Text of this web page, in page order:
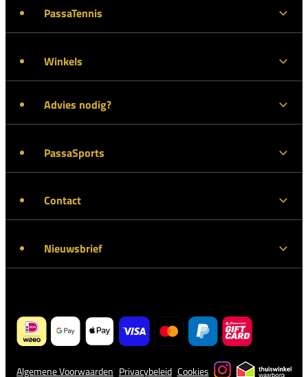
PassaTennis
Winkels
Advies nodig?
PassaSports
Contact
Nieuwsbrief
Algemene Voorwaarden Privacybeleid Cookies